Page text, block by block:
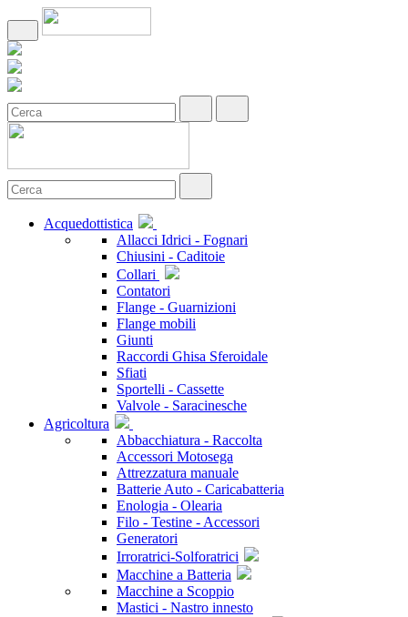
Acquedottistica
Allacci Idrici - Fognari
Chiusini - Caditoie
Collari
Contatori
Flange - Guarnizioni
Flange mobili
Giunti
Raccordi Ghisa Sferoidale
Sfiati
Sportelli - Cassette
Valvole - Saracinesche
Agricoltura
Abbacchiatura - Raccolta
Accessori Motosega
Attrezzatura manuale
Batterie Auto - Caricabatteria
Enologia - Olearia
Filo - Testine - Accessori
Generatori
Irroratrici-Solforatrici
Macchine a Batteria
Macchine a Scoppio
Mastici - Nastro innesto